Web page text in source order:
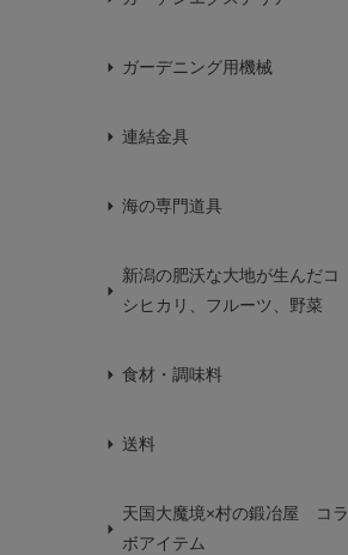
ガーデニング用機械
連結金具
海の専門道具
新潟の肥沃な大地が生んだコ
シヒカリ、フルーツ、野菜
食材・調味料
送料
天国大魔境×村の鍛冶屋 コラ
ボアイテム